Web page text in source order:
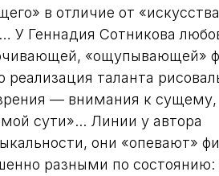
в отличие от «искусства
Геннадия Сотникова
«ощупывающей»
таланта
— внимания к сущему,
сути»... Линии у автора
они «опевают»
разными по состоянию: